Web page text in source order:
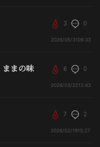
3 0
2026/05/31 09:33
まの味 6 0
2026/03/2212:43
7 2
2026/02/1915:27